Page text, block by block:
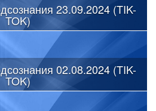
23.09.2024 (TIK-
TOK)
02.08.2024 (TIK-
TOK)